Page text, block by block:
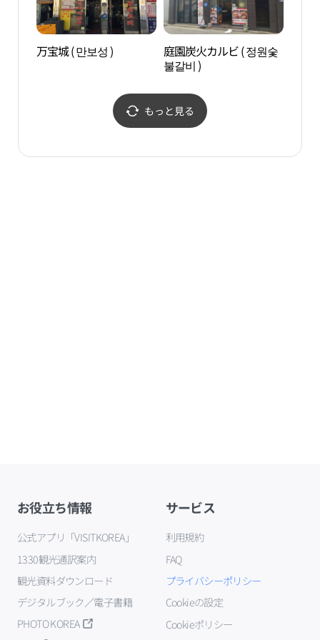
万宝城 ( 만보성 )
庭園炭火カルビ ( 정원숯
불갈비 )
もっと見る
お役立ち情報
公式アプリ「VISITKOREA」
1330観光通訳案内
観光資料ダウンロード
デジタルブック／電子書籍
PHOTO KOREA
サービス
利用規約
FAQ
プライバシーポリシー
Cookieの設定
Cookieポリシー